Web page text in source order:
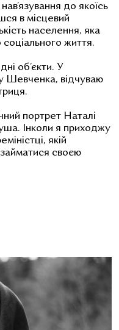
до якоїсь
в місцевий
населення, яка
життя.
об’єкти. У
Шевченка, відчуваю
портрет Наталі
Інколи я приходжу
якій
своєю